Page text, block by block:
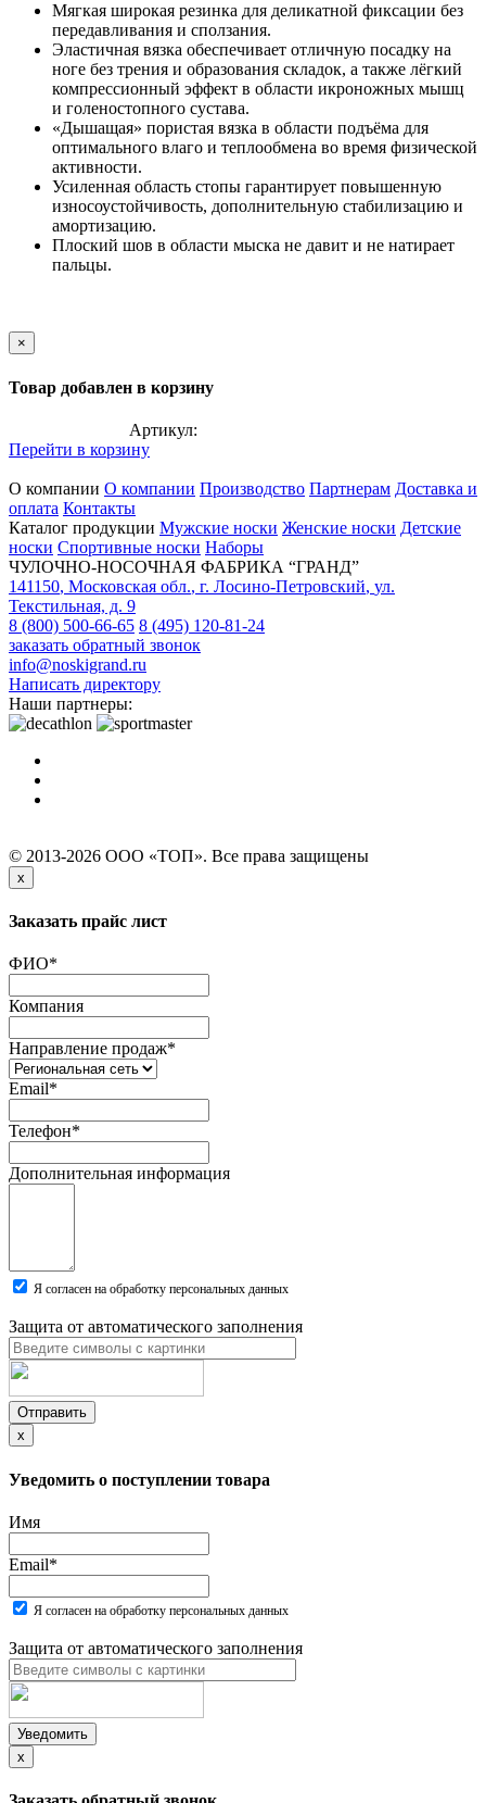
Мягкая широкая резинка для деликатной фиксации без
передавливания и сползания.
Эластичная вязка обеспечивает отличную посадку на
ноге без трения и образования складок, а также лёгкий
компрессионный эффект в области икроножных мышц
и голеностопного сустава.
«Дышащая» пористая вязка в области подъёма для
оптимального влаго и теплообмена во время физической
активности.
Усиленная область стопы гарантирует повышенную
износоустойчивость, дополнительную стабилизацию и
амортизацию.
Плоский шов в области мыска не давит и не натирает
пальцы.
×
Товар добавлен в корзину
Артикул:
Перейти в корзину
О компании О компании Производство Партнерам Доставка и
оплата Контакты
Каталог продукции Мужские носки Женские носки Детские
носки Спортивные носки Наборы
ЧУЛОЧНО-НОСОЧНАЯ ФАБРИКА “ГРАНД”
141150, Московская обл., г. Лосино-Петровский, ул.
Текстильная, д. 9
8 (800) 500-66-65 8 (495) 120-81-24
заказать обратный звонок
info@noskigrand.ru
Написать директору
Наши партнеры:
© 2013-2026 ООО «ТОП». Все права защищены
x
Заказать прайс лист
ФИО*
Компания
Направление продаж*
Email*
Телефон*
Дополнительная информация
Я согласен на обработку персональных данных
Защита от автоматического заполнения
Отправить
x
Уведомить о поступлении товара
Имя
Email*
Я согласен на обработку персональных данных
Защита от автоматического заполнения
Уведомить
x